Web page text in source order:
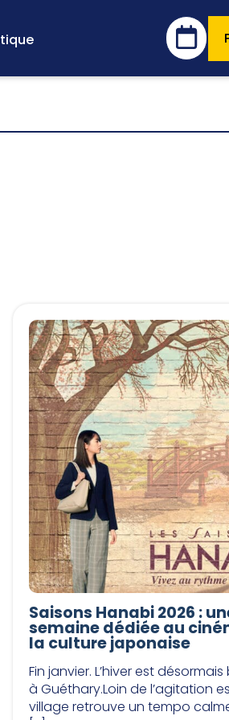
Saisons Hanabi 2026 :
semaine dédiée au
la culture japonaise
Fin janvier. L’hiver est
à Guéthary.Loin de l’agitation
village retrouve un tempo